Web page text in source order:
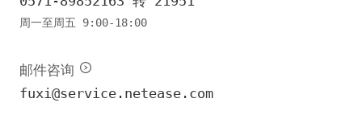
周一至周五 9:00-18:00
邮件咨询
fuxi@service.netease.com